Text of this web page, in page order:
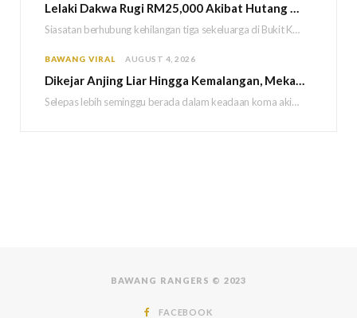
Lelaki Dakwa Rugi RM25,000 Akibat Hutang Kutu, Polis Siasat Kaitan Dengan Kehilangan Tiga Beranak
Siasatan berhubung kehilangan tiga sekeluarga di Bukit Kayu Hitam kini memasuki perkembangan baharu apabila polis…
BAWANG VIRAL AUGUST 4, 2026
Dikejar Anjing Liar Hingga Kemalangan, Mekanik Berdepan Risiko Kecederaan Otak Kekal
Selepas lebih seminggu berada dalam keadaan koma akibat kemalangan dipercayai berpunca daripada kejadian dikejar sekumpulan…
BAWANG RANGERS © 2023
FACEBOOK